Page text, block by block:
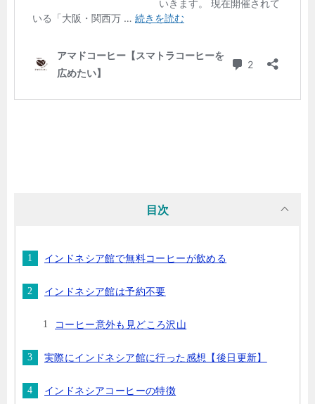
目次
インドネシア館で無料コーヒーが飲める
インドネシア館は予約不要
コーヒー意外も見どころ沢山
実際にインドネシア館に行った感想【後日更新】
インドネシアコーヒーの特徴